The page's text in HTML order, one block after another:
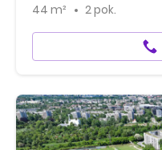
44 m² 2 pok.